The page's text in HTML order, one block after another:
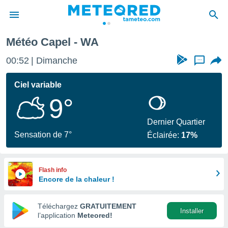
de
en
Météo Capel - WA
00:52 Dimanche ...
Ciel variable
9°
Sensation de 7°
Dernier Quartier
Éclairée: 17%
Flash info
Encore de la chaleur !
Téléchargez GRATUITEMENT
l’application Meteored!
Installer